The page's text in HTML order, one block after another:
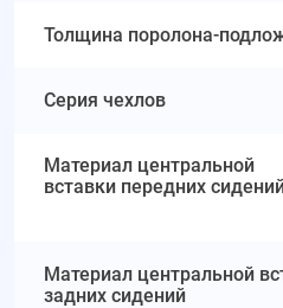
Толщина поролона-
Серия чехлов
Материал центральной
вставки передних
Материал центральной
задних сидений